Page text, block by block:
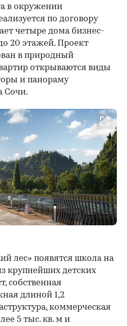
в окружении
по договору
четыре дома бизнес-
20 этажей. Проект
в природный
открываются виды
и панораму
Сочи.
лес» появятся школа на
крупнейших детских
собственная
длиной 1,2
коммерческая
5 тыс. кв. м и